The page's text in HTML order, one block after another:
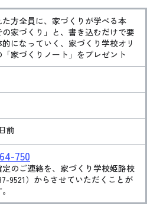
方全員に、家づくりが学べる本
の家づくり」と、書き込むだけで要
になっていく、家づくり学校オリ
家づくりノート」をプレゼント
前
750
定のご連絡を、家づくり学校姫路校
9521）からさせていただくことが